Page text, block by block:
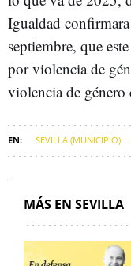
Igualdad
septiembre, que
por violencia de
violencia de género
SEVILLA (MUNICIPIO)
MÁS EN SEVILLA